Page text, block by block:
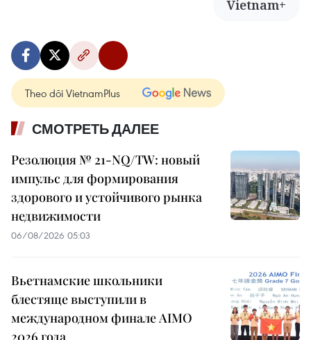
Vietnam+
Theo dõi VietnamPlus
СМОТРЕТЬ ДАЛЕЕ
Резолюция № 21-NQ/TW: новый
импульс для формирования
здорового и устойчивого рынка
недвижимости
06/08/2026 05:03
Вьетнамские школьники
блестяще выступили в
международном финале AIMO
2026 года